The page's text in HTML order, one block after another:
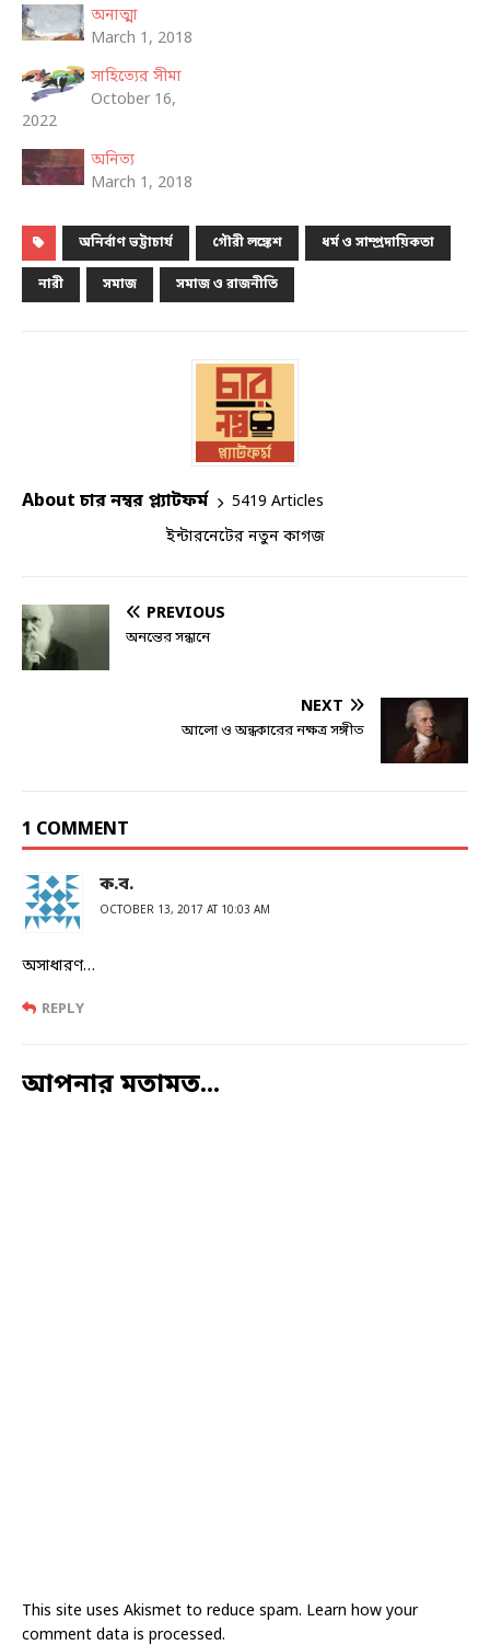
অনাত্মা
March 1, 2018
সাহিত্যের সীমা
October 16,
2022
অনিত্য
March 1, 2018
অনির্বাণ ভট্টাচার্য গৌরী লঙ্কেশ ধর্ম ও সাম্প্রদায়িকতা
নারী সমাজ সমাজ ও রাজনীতি
About চার নম্বর প্ল্যাটফর্ম
5419 Articles
ইন্টারনেটের নতুন কাগজ
PREVIOUS
অনন্তের সন্ধানে
NEXT
আলো ও অন্ধকারের নক্ষত্র সঙ্গীত
1 COMMENT
ক.ব.
OCTOBER 13, 2017 AT 10:03 AM
অসাধারণ…
REPLY
আপনার মতামত...
This site uses Akismet to reduce spam. Learn how your
comment data is processed.